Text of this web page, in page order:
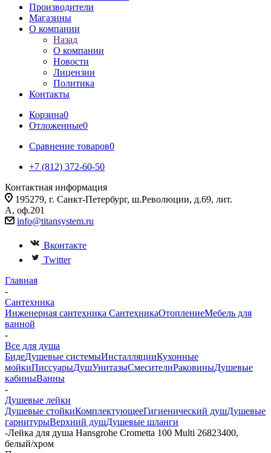
Производители
Магазины
О компании
Назад
О компании
Новости
Лицензии
Политика
Контакты
Корзина0
Отложенные0
Сравнение товаров0
+7 (812) 372-60-50
Контактная информация
195279, г. Санкт-Петербург, ш.Революции, д.69, лит.
А, оф.201
info@titansystem.ru
Вконтакте
Twitter
Главная
-
Сантехника
Инженерная сантехника СантехникаОтоплениеМебель для
ванной
-
Все для душа
БидеДушевые системыИнсталляцииКухонные
мойкиПиссуарыДушУнитазыСмесителиРаковиныДушевые
кабиныВанны
-
Душевые лейки
Душевые стойкиКомплектующееГигиенический душДушевые
гарнитурыВерхний душДушевые шланги
-Лейка для душа Hansgrohe Crometta 100 Multi 26823400,
белый/хром